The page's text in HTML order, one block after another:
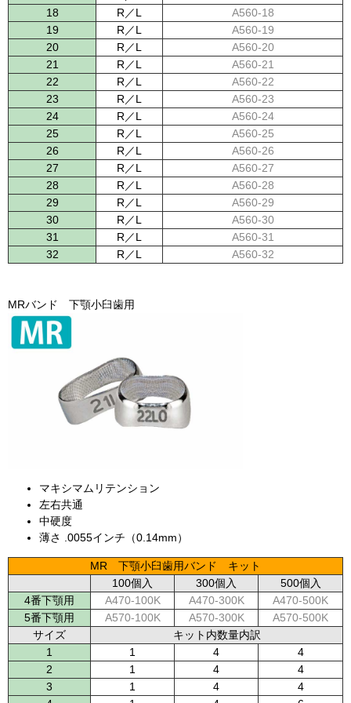
18
R／L
A560-18
19
R／L
A560-19
20
R／L
A560-20
21
R／L
A560-21
22
R／L
A560-22
23
R／L
A560-23
24
R／L
A560-24
25
R／L
A560-25
26
R／L
A560-26
27
R／L
A560-27
28
R／L
A560-28
29
R／L
A560-29
30
R／L
A560-30
31
R／L
A560-31
32
R／L A560-32
MRバンド 下顎小臼歯用
マキシマムリテンション
左右共通
中硬度
薄さ .0055インチ（0.14mm）
MR 下顎小臼歯用バンド キット
100個入
300個入
500個入
4番下顎用
A470-100K A470-300K
A470-500K
5番下顎用
A570-100K A570-300K
A570-500K
サイズ
キット内数量内訳
1
1 4
4
2
1 4
4
3
1 4
4